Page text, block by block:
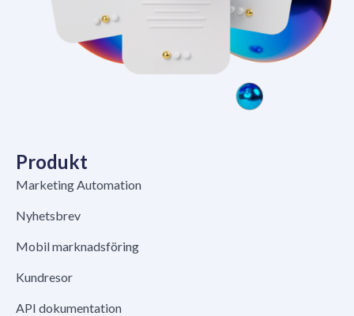
Produkt
Marketing Automation
Nyhetsbrev
Mobil marknadsföring
Kundresor
API dokumentation